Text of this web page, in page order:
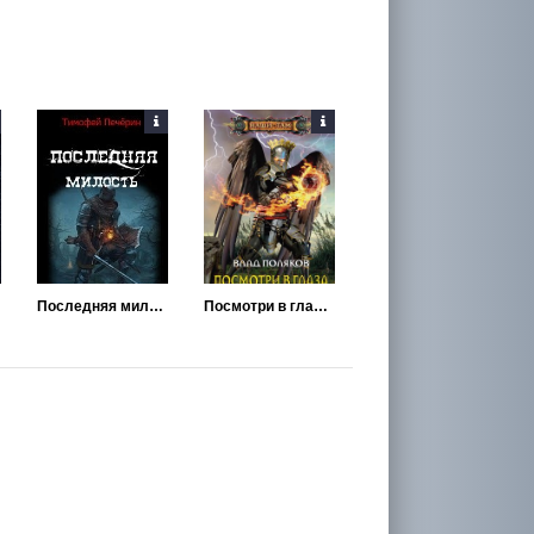
Последняя милость Посмотри в глаза Инферно